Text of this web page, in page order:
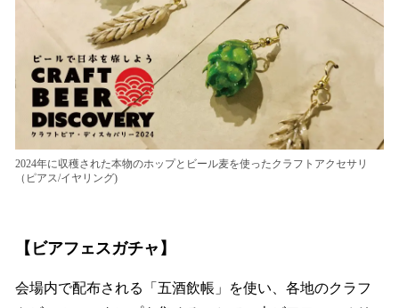
2024年に収穫された本物のホップとビール麦を使ったクラフトアクセサリ
（ピアス/イヤリング)
【ビアフェスガチャ】
会場内で配布される「五酒飲帳」を使い、各地のクラフ